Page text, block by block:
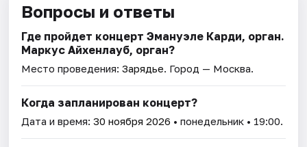
Вопросы и ответы
Где пройдет концерт Эмануэле Карди, орган.
Маркус Айхенлауб, орган?
Место проведения:Зарядье. Город — Москва.
Когда запланирован концерт?
Дата и время:30 ноября 2026 • понедельник • 19:00.